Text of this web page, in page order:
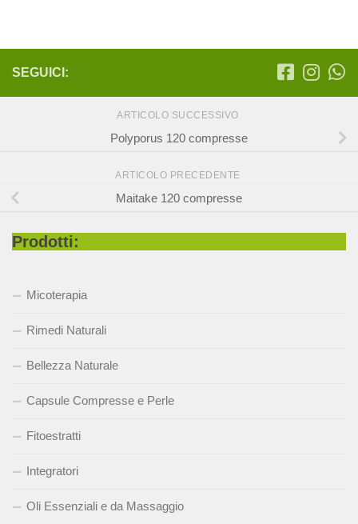
SEGUICI:
ARTICOLO SUCCESSIVO
Polyporus 120 compresse
ARTICOLO PRECEDENTE
Maitake 120 compresse
Prodotti:
Micoterapia
Rimedi Naturali
Bellezza Naturale
Capsule Compresse e Perle
Fitoestratti
Integratori
Oli Essenziali e da Massaggio